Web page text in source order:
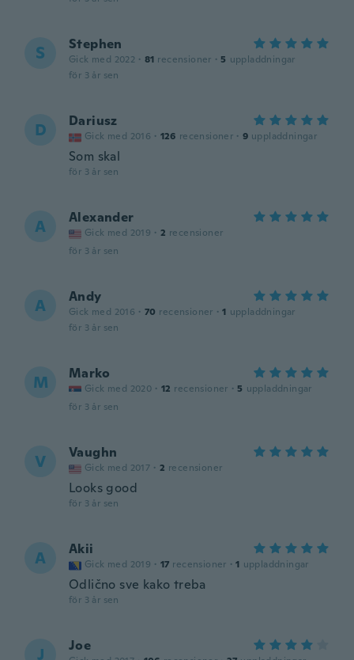
S Stephen
Gick med 2022 · 81 recensioner · 5 uppladdningar
för 3 år sen
D Dariusz
Gick med 2016 · 126 recensioner · 9 uppladdningar
Som skal
för 3 år sen
A Alexander
Gick med 2019 · 2 recensioner
för 3 år sen
A Andy
Gick med 2016 · 70 recensioner · 1 uppladdningar
för 3 år sen
M Marko
Gick med 2020 · 12 recensioner · 5 uppladdningar
för 3 år sen
V Vaughn
Gick med 2017 · 2 recensioner
Looks good
för 3 år sen
A Akii
Gick med 2019 · 17 recensioner · 1 uppladdningar
Odlično sve kako treba
för 3 år sen
J Joe